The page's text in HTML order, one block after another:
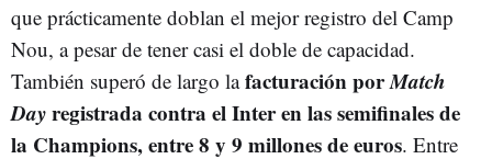
que prácticamente doblan el mejor registro del Camp
Nou, a pesar de tener casi el doble de capacidad.
También superó de largo lafacturación porMatch
Dayregistrada contra el Inter en las semifinales de
la Champions, entre 8 y 9 millones de euros. Entre